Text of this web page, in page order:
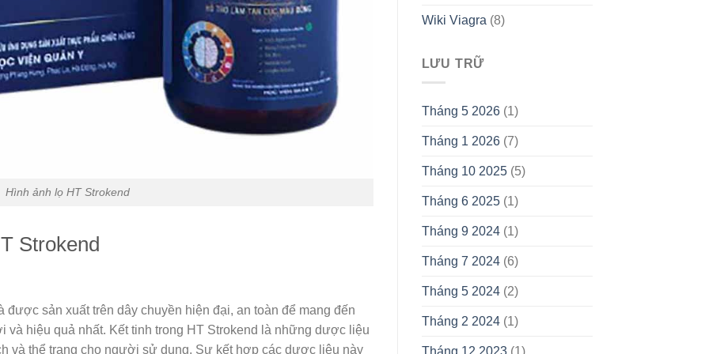
Hình ảnh lọ HT Strokend
Strokend
sản xuất trên dây chuyền hiện đại, an toàn để mang đến
hiệu quả nhất. Kết tinh trong HT Strokend là những dược liệu
và thể trạng cho người sử dụng. Sự kết hợp các dược liệu này
Wiki Viagra (8)
LƯU TRỮ
Tháng 5 2026(1)
Tháng 1 2026(7)
Tháng 10 2025(5)
Tháng 6 2025(1)
Tháng 9 2024(1)
Tháng 7 2024(6)
Tháng 5 2024(2)
Tháng 2 2024(1)